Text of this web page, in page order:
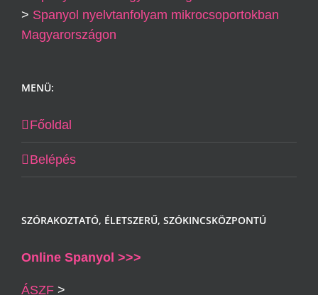
> Spanyol nyelvtanfolyam mikrocsoportokban
Magyarországon
MENÜ:
Főoldal
Belépés
SZÓRAKOZTATÓ, ÉLETSZERŰ, SZÓKINCSKÖZPONTÚ
Online Spanyol >>>
ÁSZF >